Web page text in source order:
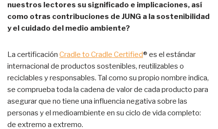
nuestros lectores su significado e implicaciones, así
como otras contribuciones de JUNG a la sostenibilidad
y el cuidado del medio ambiente?
La certificación Cradle to Cradle Certified® es el estándar
internacional de productos sostenibles, reutilizables o
reciclables y responsables. Tal como su propio nombre indica,
se comprueba toda la cadena de valor de cada producto para
asegurar que no tiene una influencia negativa sobre las
personas y el medioambiente en su ciclo de vida completo:
de extremo a extremo.